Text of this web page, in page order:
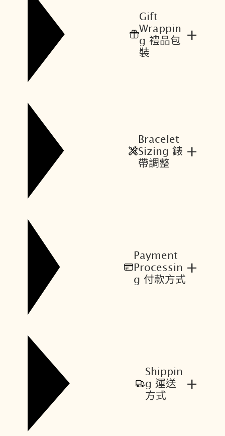
Gift
Wrappin
g 禮品包
裝
+
Bracelet
Sizing 錶
帶調整
+
Payment
Processin
g 付款方式
+
Shippin
g 運送
方式
+